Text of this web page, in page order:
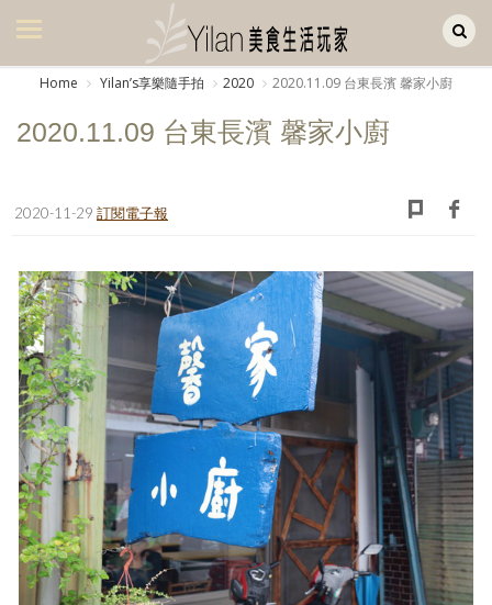
美食集
生活風
書房集
日記簿
餐桌週記
享樂隨手拍
照相簿
影音區
Home Yilanʼs享樂隨手拍 2020 2020.11.09 台東長濱 馨家小廚
2020.11.09 台東長濱 馨家小廚
2020-11-29 訂閱電子報